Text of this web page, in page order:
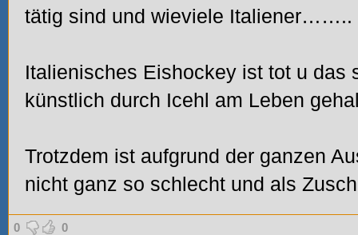
tätig sind und wieviele Italiener……..
Italienisches Eishockey ist tot u
künstlich durch Icehl am Leben
Trotzdem ist aufgrund der ganzen
nicht ganz so schlecht und als
0 0